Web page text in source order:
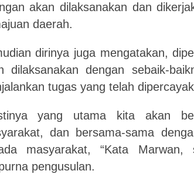
akan dilaksanakan dan
daerah.
dirinya juga mengatakan,
dilaksanakan dengan sebaik-
tugas yang telah
yang utama kita akan
dan bersama-sama
masyarakat, “Kata
pengusulan.